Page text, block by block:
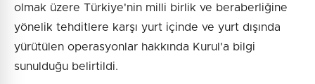
olmak üzere Türkiye'nin milli birlik ve beraberliğine
yönelik tehditlere karşı yurt içinde ve yurt dışında
yürütülen operasyonlar hakkında Kurul'a bilgi
sunulduğu belirtildi.